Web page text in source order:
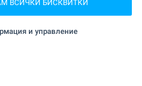
на 1.0 км. (13 мин.)
ВСИЧКИ БИСКВИТКИ
и управление